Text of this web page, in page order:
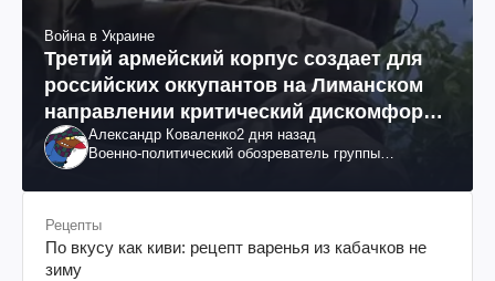
Война в Украине
Третий армейский корпус создает для
российских оккупантов на Лиманском
направлении критический дискомфорт:
как это удалось
Александр Коваленко2 дня назад
Военно-политический обозреватель группы
Рецепты
По вкусу как киви: рецепт варенья из кабачков не
зиму